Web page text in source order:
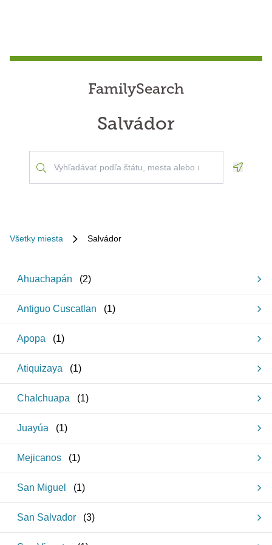
FamilySearch
Salvádor
Všetky miesta Salvádor
Ahuachapán (2)
Antiguo Cuscatlan (1)
Apopa (1)
Atiquizaya (1)
Chalchuapa (1)
Juayúa (1)
Mejicanos (1)
San Miguel (1)
San Salvador (3)